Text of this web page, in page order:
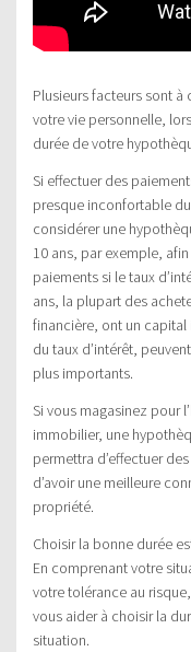
Plusieurs facteurs sont
votre vie personnelle,
durée de votre
Si effectuer des
presque inconfortable
considérer une
10 ans, par exemple,
paiements si le taux
ans, la plupart des
financière, ont un capital
du taux d’intérêt,
plus importants.
Si vous magasinez pour
immobilier, une
permettra d’effectuer
d’avoir une meilleure
propriété.
Choisir la bonne durée
En comprenant votre
votre tolérance au
vous aider à choisir la
situation.